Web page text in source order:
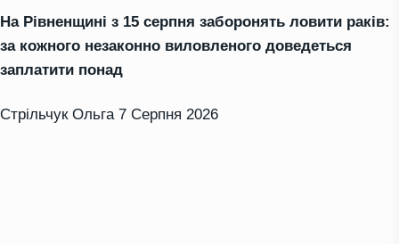
На Рівненщині з 15 серпня заборонять ловити раків:
за кожного незаконно виловленого доведеться
заплатити понад
Стрільчук Ольга 7 Серпня 2026